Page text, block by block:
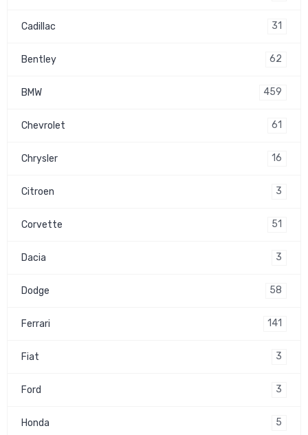
Cadillac 31
Bentley 62
BMW 459
Chevrolet 61
Chrysler 16
Citroen 3
Corvette 51
Dacia 3
Dodge 58
Ferrari 141
Fiat 3
Ford 3
Honda 5